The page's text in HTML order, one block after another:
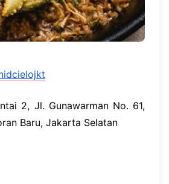
2, Jl. Gunawarman No. 61,
Baru, Jakarta Selatan